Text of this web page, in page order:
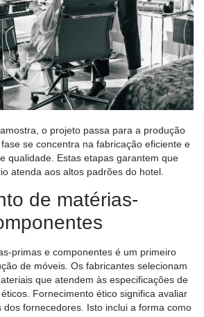
o projeto passa para a produção
se concentra na fabricação eficiente e
qualidade. Estas etapas garantem que
atenda aos altos padrões do hotel.
de matérias-
primas e componentes é um primeiro
de móveis. Os fabricantes selecionam
que atendem às especificações de
Fornecimento ético significa avaliar
dos fornecedores. Isto inclui a forma como